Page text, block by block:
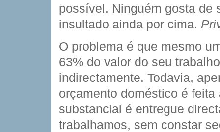
possível. Ninguém gosta de
insultado ainda por cima.
O problema é que mesmo
63% do valor do seu
indirectamente. Todavia,
orçamento doméstico é
substancial é entregue
trabalhamos, sem constar